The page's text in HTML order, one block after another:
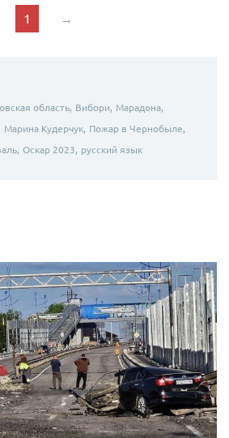
1 →
область, Вибори, Марадона,
Марина Кудерчук, Пожар в Чернобыле,
Оскар 2023, русский язык